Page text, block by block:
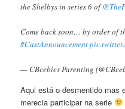
the Shelbys in series 6 of
Come back soon… by order of
#CastAnnouncement
— CBeebies Parenting
Aqui está o desmentido mas
merecia participar na serie